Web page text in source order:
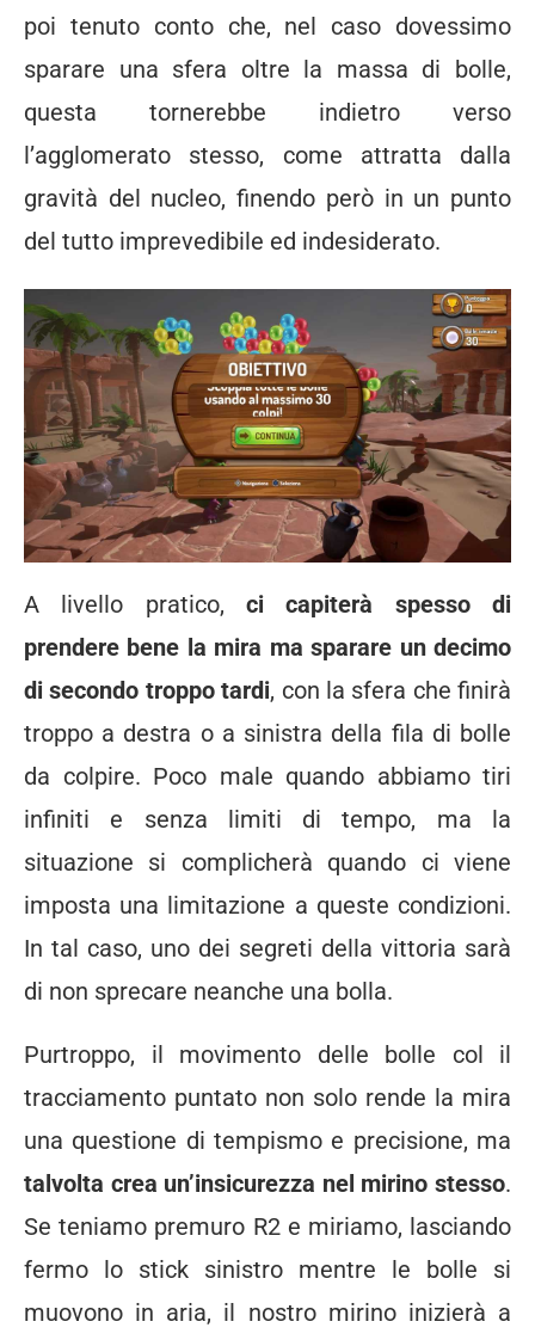
poi tenuto conto che, nel caso dovessimo
sparare una sfera oltre la massa di bolle,
questa tornerebbe indietro verso
l’agglomerato stesso, come attratta dalla
gravità del nucleo, finendo però in un punto
del tutto imprevedibile ed indesiderato.
A livello pratico, ci capiterà spesso di
prendere bene la mira ma sparare un decimo
di secondo troppo tardi, con la sfera che finirà
troppo a destra o a sinistra della fila di bolle
da colpire. Poco male quando abbiamo tiri
infiniti e senza limiti di tempo, ma la
situazione si complicherà quando ci viene
imposta una limitazione a queste condizioni.
In tal caso, uno dei segreti della vittoria sarà
di non sprecare neanche una bolla.
Purtroppo, il movimento delle bolle col il
tracciamento puntato non solo rende la mira
una questione di tempismo e precisione, ma
talvolta crea un’insicurezza nel mirino stesso.
Se teniamo premuro R2 e miriamo, lasciando
fermo lo stick sinistro mentre le bolle si
muovono in aria, il nostro mirino inizierà a